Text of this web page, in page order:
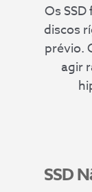
Os
discos
prévio.
agir
SSD